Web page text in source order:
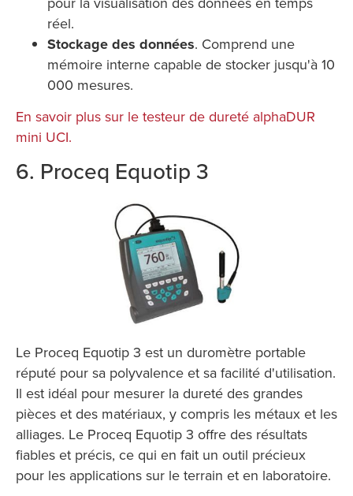
réel.
Stockage des données. Comprend une
mémoire interne capable de stocker jusqu'à 10
000 mesures.
En savoir plus sur le testeur de dureté alphaDUR
mini UCI.
6. Proceq Equotip 3
Le Proceq Equotip 3 est un duromètre portable
réputé pour sa polyvalence et sa facilité d'utilisation.
Il est idéal pour mesurer la dureté des grandes
pièces et des matériaux, y compris les métaux et les
alliages. Le Proceq Equotip 3 offre des résultats
fiables et précis, ce qui en fait un outil précieux
pour les applications sur le terrain et en laboratoire.